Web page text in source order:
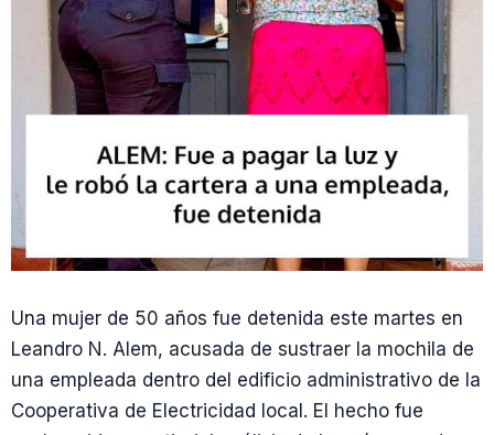
Una mujer de 50 años fue detenida este martes en
Leandro N. Alem, acusada de sustraer la mochila de
una empleada dentro del edificio administrativo de la
Cooperativa de Electricidad local. El hecho fue